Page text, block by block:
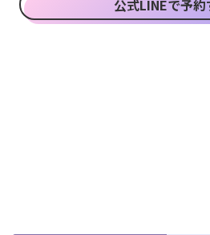
公式LINEで予約